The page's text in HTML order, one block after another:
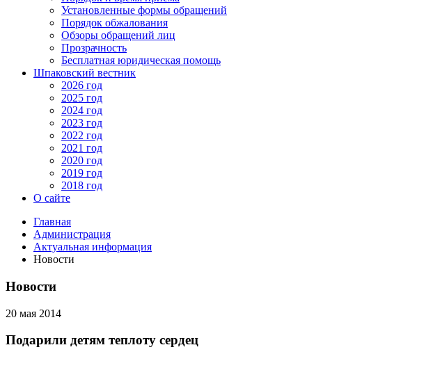
Установленные формы обращений
Порядок обжалования
Обзоры обращений лиц
Прозрачность
Бесплатная юридическая помощь
Шпаковский вестник
2026 год
2025 год
2024 год
2023 год
2022 год
2021 год
2020 год
2019 год
2018 год
О сайте
Главная
Администрация
Актуальная информация
Новости
Новости
20 мая 2014
Подарили детям теплоту сердец